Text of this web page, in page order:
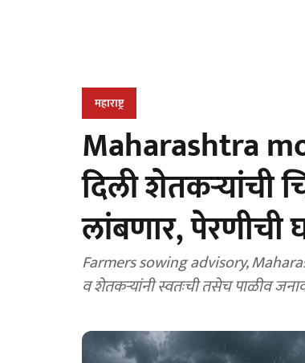
महाराष्ट्र
Maharashtra
दिली शेतकऱ्यांची
लांबणार,
⁠Farmers sowing advisory,
व शेतकऱ्यांनी स्वतःची तसेच पाळीव